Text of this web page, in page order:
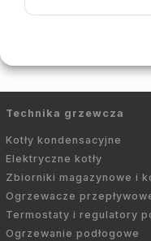
Technika grzewcza
Kotły kondensacyjne
Elektryczne kotły
Zbiorniki magazynowe i
Ogrzewacze
Termostaty i regulatory
Ogrzewanie podłogowe